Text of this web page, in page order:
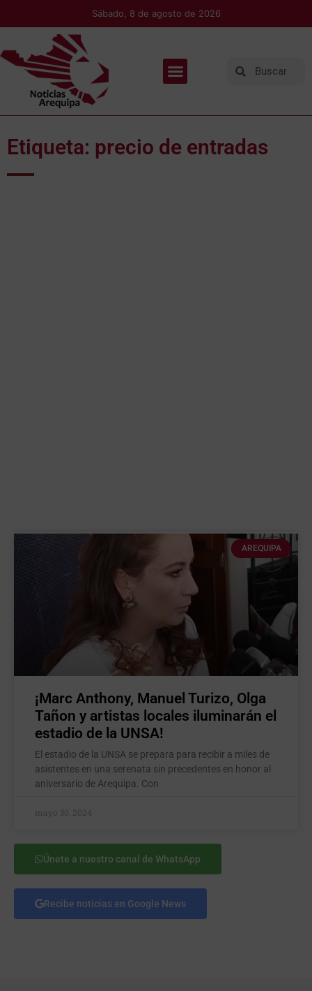
Sábado, 8 de agosto de 2026
Etiqueta: precio de entradas
AREQUIPA
¡Marc Anthony, Manuel Turizo, Olga
Tañon y artistas locales iluminarán el
estadio de la UNSA!
El estadio de la UNSA se prepara para recibir a miles de
asistentes en una serenata sin precedentes en honor al
aniversario de Arequipa. Con
mayo 30, 2024
Únete a nuestro canal de WhatsApp
Recibe noticias en Google News